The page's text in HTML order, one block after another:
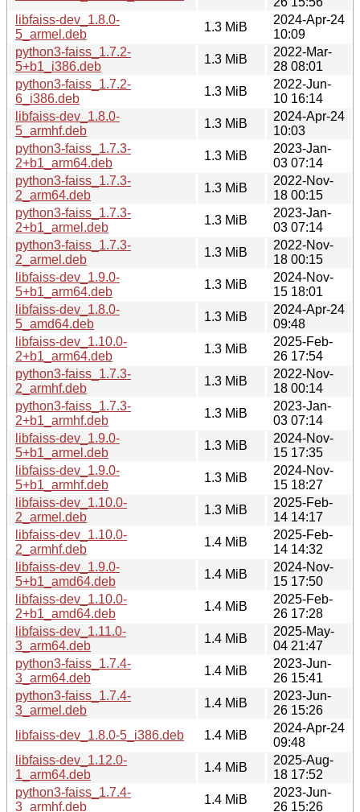
libfaiss-dev_1.8.0-
5_armel.deb
1.3 MiB
2024-Apr-24
10:09
python3-faiss_1.7.2-
5+b1_i386.deb
1.3 MiB
2022-Mar-
28 08:01
python3-faiss_1.7.2-
6_i386.deb
1.3 MiB
2022-Jun-
10 16:14
libfaiss-dev_1.8.0-
5_armhf.deb
1.3 MiB
2024-Apr-24
10:03
python3-faiss_1.7.3-
2+b1_arm64.deb
1.3 MiB
2023-Jan-
03 07:14
python3-faiss_1.7.3-
2_arm64.deb
1.3 MiB
2022-Nov-
18 00:15
python3-faiss_1.7.3-
2+b1_armel.deb
1.3 MiB
2023-Jan-
03 07:14
python3-faiss_1.7.3-
2_armel.deb
1.3 MiB
2022-Nov-
18 00:15
libfaiss-dev_1.9.0-
5+b1_arm64.deb
1.3 MiB
2024-Nov-
15 18:01
libfaiss-dev_1.8.0-
5_amd64.deb
1.3 MiB
2024-Apr-24
09:48
libfaiss-dev_1.10.0-
2+b1_arm64.deb
1.3 MiB
2025-Feb-
26 17:54
python3-faiss_1.7.3-
2_armhf.deb
1.3 MiB
2022-Nov-
18 00:14
python3-faiss_1.7.3-
2+b1_armhf.deb
1.3 MiB
2023-Jan-
03 07:14
libfaiss-dev_1.9.0-
5+b1_armel.deb
1.3 MiB
2024-Nov-
15 17:35
libfaiss-dev_1.9.0-
5+b1_armhf.deb
1.3 MiB
2024-Nov-
15 18:27
libfaiss-dev_1.10.0-
2_armel.deb
1.3 MiB
2025-Feb-
14 14:17
libfaiss-dev_1.10.0-
2_armhf.deb
1.4 MiB
2025-Feb-
14 14:32
libfaiss-dev_1.9.0-
5+b1_amd64.deb
1.4 MiB
2024-Nov-
15 17:50
libfaiss-dev_1.10.0-
2+b1_amd64.deb
1.4 MiB
2025-Feb-
26 17:28
libfaiss-dev_1.11.0-
3_arm64.deb
1.4 MiB
2025-May-
04 21:47
python3-faiss_1.7.4-
3_arm64.deb
1.4 MiB
2023-Jun-
26 15:41
python3-faiss_1.7.4-
3_armel.deb
1.4 MiB
2023-Jun-
26 15:26
libfaiss-dev_1.8.0-5_i386.deb
1.4 MiB
2024-Apr-24
09:48
libfaiss-dev_1.12.0-
1_arm64.deb
1.4 MiB
2025-Aug-
18 17:52
python3-faiss_1.7.4-
3_armhf.deb
1.4 MiB
2023-Jun-
26 15:26